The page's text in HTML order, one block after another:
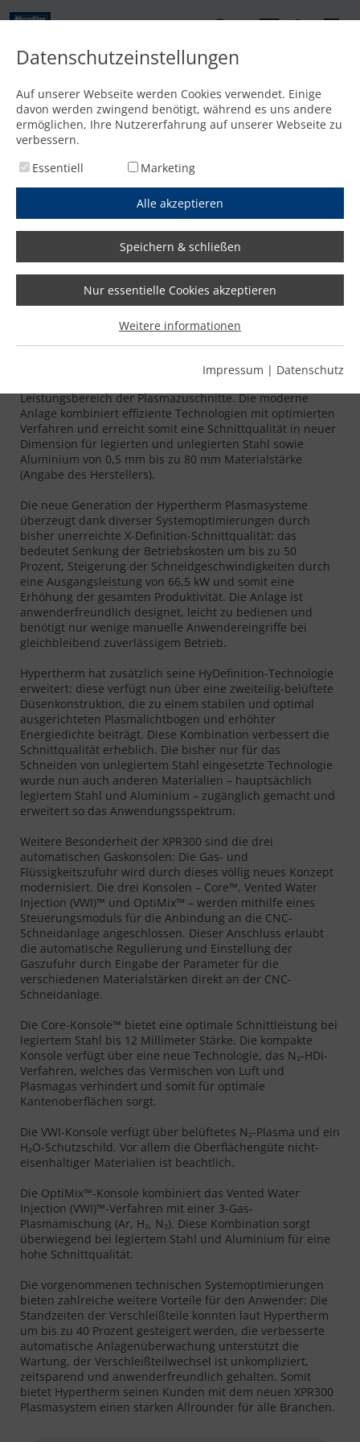
Hypertherm XPR300
Hypertherm XPR300
Plasmasystem Hypertherm
Das 2017 eingeführte Plasmasystem XPR300 des
Leistungsbereich der Plasmazuschnitte. Die moderne
Anlage kombiniert effiziente Technologien mit optimierten
Verfahren und erreicht somit eine Schnittqualität in neuer
Dimension für legierten und unlegierten Stahl sowie
Aluminium von 0,5 mm bis zu 80 mm Materialstärke
(Angabe des Herstellers).
Die neue Generation der Hypertherm Plasmasysteme
überzeugt dank diverser Systemoptimierungen durch
bisher unerreichte X-Definition-Schnittqualität: das
bedeutet Senkung der Betriebskosten um bis zu 50
Prozent, Steigerung der Schneidgeschwindigkeiten durch
eine Ausgangsleistung von 66,5 kW und somit eine
Erhöhung der gesamten Produktivität. Die Anlage ist
anwenderfreundlich designet, leicht zu bedienen und
benötigt nur wenige manuelle Anwendereingriffe bei
gleichbleibend zuverlässigem Betrieb.
Hypertherm hat zusätzlich seine HyDefinition-Technologie
erweitert: diese verfügt nun über eine zweiteilig-belüftete
Düsenkonstruktion, die zu einem stabilen und optimal
ausgerichteten Plasmalichtbogen und erhöhter
Energiedichte beiträgt. Diese Kombination verbessert die
Schnittqualität erheblich. Die bisher nur für das
Schneiden von unlegiertem Stahl eingesetzte Technologie
wurde nun auch anderen Materialien – hauptsächlich
legiertem Stahl und Aluminium – zugänglich gemacht und
erweitert so das Anwendungsspektrum.
Weitere Besonderheit der XPR300 sind die drei
automatischen Gaskonsolen: Die Gas- und
Flüssigkeitszufuhr wird durch dieses völlig neues Konzept
modernisiert. Die drei Konsolen – Core™, Vented Water
Injection (VWI)™ und OptiMix™ – werden mithilfe eines
Steuerungsmoduls für die Anbindung an die CNC-
Schneidanlage angeschlossen. Dieser Anschluss erlaubt
die automatische Regulierung und Einstellung der
Gaszufuhr durch Eingabe der Parameter für die
verschiedenen Materialstärken direkt an der CNC-
Schneidanlage.
Die Core-Konsole™ bietet eine optimale Schnittleistung bei
legiertem Stahl bis 12 Millimeter Stärke. Die kompakte
Konsole verfügt über eine neue Technologie, das N₂-HDi-
Verfahren, welches das Vermischen von Luft und
Plasmagas verhindert und somit für optimale
Kantenoberflächen sorgt.
Die VWI-Konsole verfügt über belüftetes N₂-Plasma und ein
H₂O-Schutzschild. Vor allem die Oberflächengüte nicht-
eisenhaltiger Materialien ist beachtlich.
Die OptiMix™-Konsole kombiniert das Vented Water
Injection (VWI)™-Verfahren mit einer 3-Gas-
Plasmamischung (Ar, H₂, N₂). Diese Kombination sorgt
überwiegend bei legiertem Stahl und Aluminium für eine
hohe Schnittqualität.
Die vorgenommenen technischen Systemoptimierungen
bieten zahlreiche weitere Vorteile für den Anwender: Die
Standzeiten der Verschleißteile konnten laut Hypertherm
um bis zu 40 Prozent gesteigert werden, die verbesserte
automatische Anlagenüberwachung unterstützt die
Wartung, der Verschleißteilwechsel ist unkompliziert,
zeitsparend und anwenderfreundlich gehalten. Somit
bietet Hypertherm seinen Kunden mit dem neuen XPR300
Plasmasystem einen starken Allrounder für alle Branchen.
Datenschutzeinstellungen
Auf unserer Webseite werden Cookies verwendet. Einige
davon werden zwingend benötigt, während es uns andere
ermöglichen, Ihre Nutzererfahrung auf unserer Webseite zu
verbessern.
Essentiell
Marketing
Alle akzeptieren
Speichern & schließen
Nur essentielle Cookies akzeptieren
Weitere informationen
Impressum | Datenschutz